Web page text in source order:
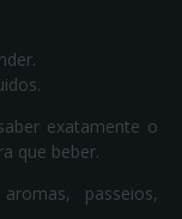
exatamente o
que beber.
passeios,